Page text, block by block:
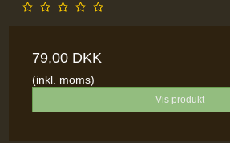
79,00 DKK
(inkl. moms)
Vis produkt